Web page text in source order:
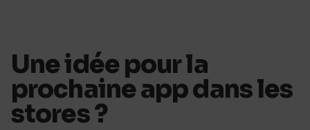
Une idée pour la
prochaine app dans les
stores ?